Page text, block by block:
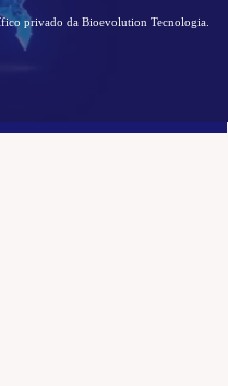
privado da Bioevolution Tecnologia.